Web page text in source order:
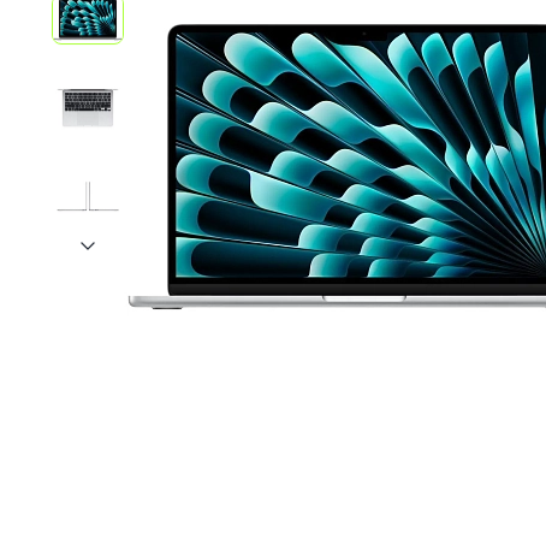
iPhone 13
iPhone 12
iPhone 11
iPhone SE
Poco
F Series